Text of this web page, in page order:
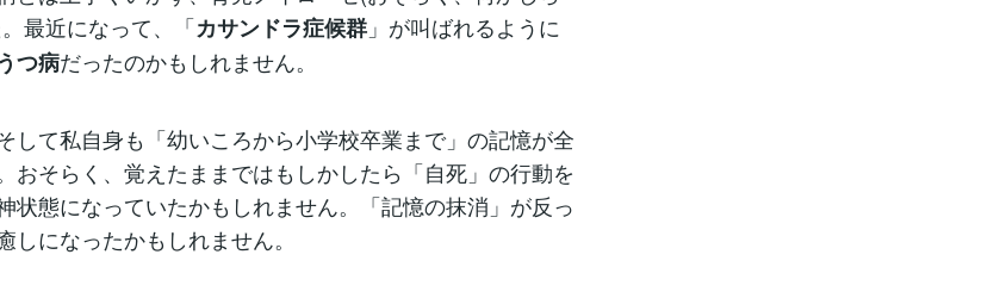
最近になって、「カサンドラ症候群 」が叫ばれるように
つ病だったのかもしれません。
して私自身も「幼いころから小学校卒業まで」の記憶が全
おそらく、覚えたままではもしかしたら「自死」の行動を
状態になっていたかもしれません。「記憶の抹消」が反っ
しになったかもしれません。